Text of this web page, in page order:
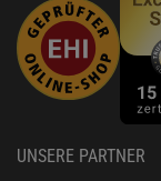
UNSERE PARTNER